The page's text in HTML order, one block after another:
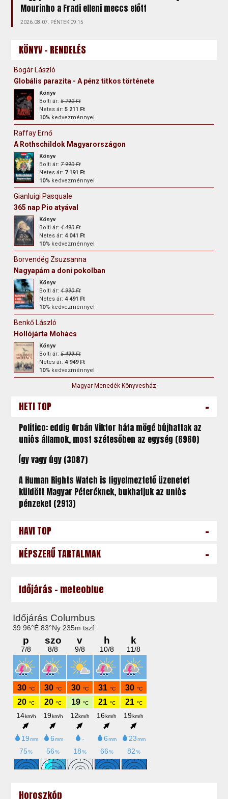
Mourinho a Fradi elleni meccs előtt
2026.08.07. PÉNTEK 09:15
KÖNYV - RENDELÉS
Bogár László
Globális parazita - A pénz titkos története
Könyv
Bolti ár:5 790 Ft
Netes ár:5 211 Ft
10% kedvezménnyel
Raffay Ernő
A Rothschildok Magyarországon
Könyv
Bolti ár:7 990 Ft
Netes ár: 7 191 Ft
10% kedvezménnyel
Gianluigi Pasquale
365 nap Pio atyával
Könyv
Bolti ár:4 490 Ft
Netes ár:4 041 Ft
10% kedvezménnyel
Borvendég Zsuzsanna
Nagyapám a doni pokolban
Könyv
Bolti ár:4 990 Ft
Netes ár:4 491 Ft
10% kedvezménnyel
Benkő László
Hollójárta Mohács
Könyv
Bolti ár:5 499 Ft
Netes ár:4 949 Ft
10% kedvezménnyel
Magyar Menedék Könyvesház
HETI TOP -
Politico: eddig Orbán Viktor háta mögé bújhattak az
uniós államok, most szétesőben az egység (6960)
Így vagy úgy (3087)
A Human Rights Watch is figyelmeztető üzenetet
küldött Magyar Péteréknek, bukhatjuk az uniós
pénzeket (2913)
HAVI TOP -
NÉPSZERŰ TARTALMAK -
Időjárás - meteoblue
Horoszkóp